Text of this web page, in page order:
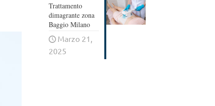
Trattamento
dimagrante zona
Baggio Milano
Marzo 21,
2025